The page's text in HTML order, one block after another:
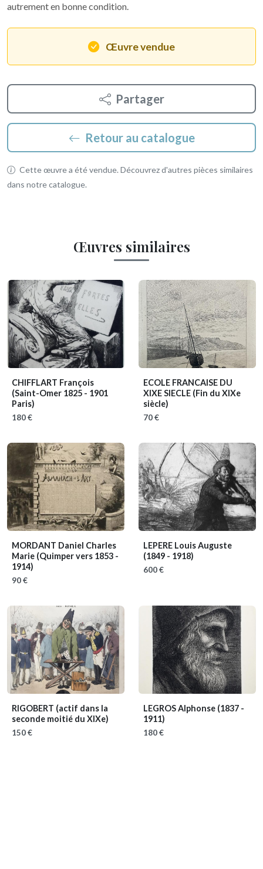
autrement en bonne condition.
Œuvre vendue
Partager
Retour au catalogue
Cette œuvre a été vendue. Découvrez d'autres pièces similaires
dans notre catalogue.
Œuvres similaires
CHIFFLART François
(Saint-Omer 1825 - 1901
Paris)
180 €
ECOLE FRANCAISE DU
XIXE SIECLE (Fin du XIXe
siècle)
70 €
MORDANT Daniel Charles
Marie (Quimper vers 1853 -
1914)
90 €
LEPERE Louis Auguste
(1849 - 1918)
600 €
RIGOBERT (actif dans la
seconde moitié du XIXe)
150 €
LEGROS Alphonse (1837 -
1911)
180 €